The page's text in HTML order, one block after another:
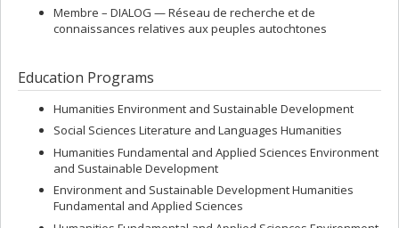
Membre – DIALOG — Réseau de recherche et de
connaissances relatives aux peuples autochtones
Education Programs
Humanities Environment and Sustainable Development
Social Sciences Literature and Languages Humanities
Humanities Fundamental and Applied Sciences Environment
and Sustainable Development
Environment and Sustainable Development Humanities
Fundamental and Applied Sciences